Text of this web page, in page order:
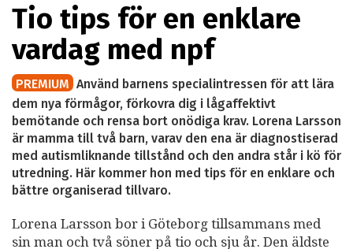
Tio tips för en enklare
vardag med npf
PREMIUM Använd barnens specialintressen för att lära
dem nya förmågor, förkovra dig i lågaffektivt
bemötande och rensa bort onödiga krav. Lorena Larsson
är mamma till två barn, varav den ena är diagnostiserad
med autismliknande tillstånd och den andra står i kö för
utredning. Här kommer hon med tips för en enklare och
bättre organiserad tillvaro.
Lorena Larsson bor i Göteborg tillsammans med
sin man och två söner på tio och sju år. Den äldste